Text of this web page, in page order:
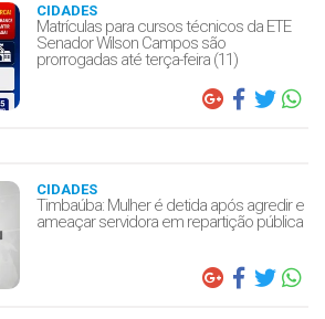
CIDADES
Matrículas para cursos técnicos da ETE
Senador Wilson Campos são
prorrogadas até terça-feira (11)
CIDADES
Timbaúba: Mulher é detida após agredir e
ameaçar servidora em repartição pública